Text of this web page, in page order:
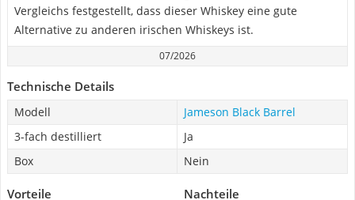
Vergleichs festgestellt, dass dieser Whiskey eine gute
Alternative zu anderen irischen Whiskeys ist.
07/2026
Technische Details
Modell
Jameson Black Barrel
3-fach destilliert
Ja
Box
Nein
Vorteile Nachteile